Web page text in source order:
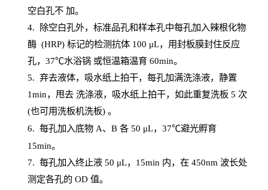
空白孔不 加。
4.
除空白孔外，标准品孔和样本孔中每孔加入辣根化物
酶 (HRP) 标记的检测抗体 100 μL，用封板膜封住反应
孔， 37℃水浴锅 或恒温箱温育60min。
5. 弃去液体，吸水纸上拍干，每孔加满洗涤液，静置
1min，甩去 洗涤液，吸水纸上拍干，如此重复洗板 5 次
(也可用洗板机洗板) 。
6. 每孔加入底物A、B 各 50 μL，37℃避光孵育
15min。
7. 每孔加入终止液 50 μL， 15min 内，在450nm 波长处
测定各孔的 OD 值。